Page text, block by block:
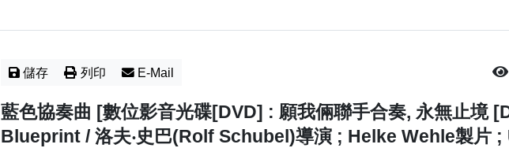
儲存 列印 E-Mail
藍色協奏曲 [數位影音光碟[DVD] : 願我倆聯手合奏, 永無止境
Blueprint / 洛夫‧史巴(Rolf Schubel)導演 ; Helke Wehle製片